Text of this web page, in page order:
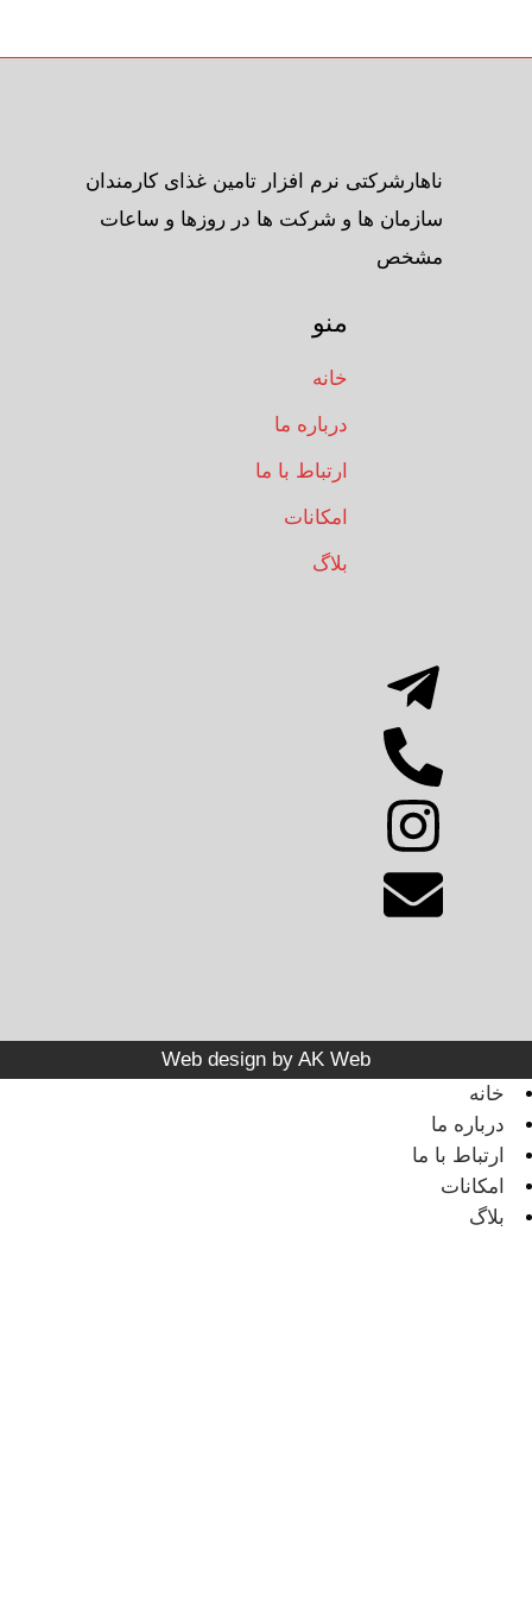
ناهارشرکتی نرم افزار تامین غذای کارمندان
سازمان ها و شرکت ها در روزها و ساعات
مشخص
منو
خانه
درباره ما
ارتباط با ما
امکانات
بلاگ
Web design by AK Web
خانه
درباره ما
ارتباط با ما
امکانات
بلاگ